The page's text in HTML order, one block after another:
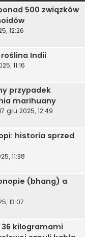
500 związków
12:26
Indii
11:16
przypadek
marihuany
gru 2025, 12:49
historia sprzed
11:38
(bhang) a
13:07
36 kilogramami